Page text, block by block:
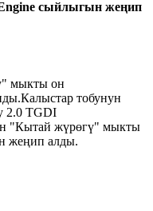
сыйлыгын жеңип
мыкты он
тобунун
2.0 TGDI
"Кытай жүрөгү" мыкты
жеңип алды.